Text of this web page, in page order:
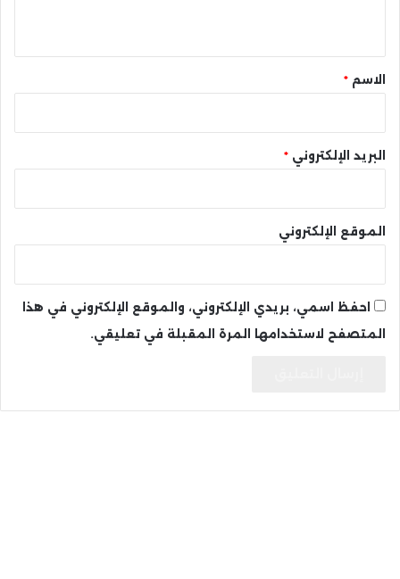
* الاسم *
البريد الإلكتروني *
الموقع الإلكتروني
احفظ اسمي، بريدي الإلكتروني، والموقع الإلكتروني في هذا
المتصفح لاستخدامها المرة المقبلة في تعليقي.